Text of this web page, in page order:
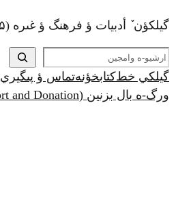
گيلکؤن ٚ أدبیات ؤ فرهنگ ؤ غىره (۲۰۰۵ تايسه)
ج
س
ت
ج
گيلکي خطکتابخؤنهتماس ؤ پىگيري
ورگ-ه بال بزنين (Support and Donation)